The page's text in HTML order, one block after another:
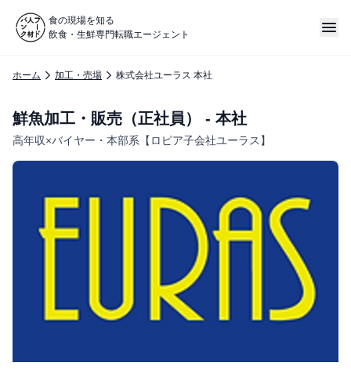
食の現場を知る
飲食・生鮮専門転職エージェント
ホーム 加工・売場 株式会社ユーラス 本社
鮮魚加工・販売（正社員） - 本社
高年収×バイヤー・本部系【ロピア子会社ユーラス】